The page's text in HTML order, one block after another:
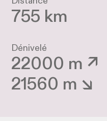
755 km
Dénivelé
22000 m ↗
21560 m ↘